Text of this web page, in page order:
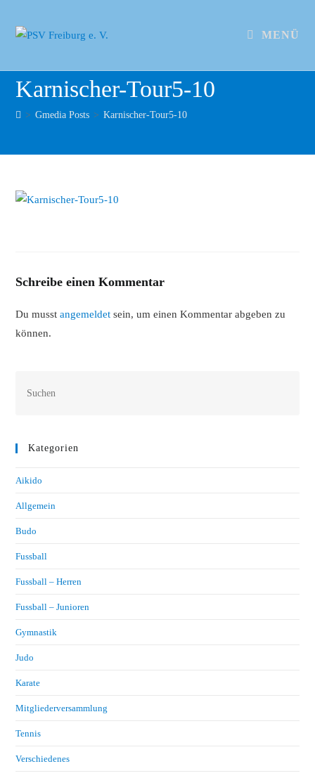
MENÜ
Karnischer-Tour5-10
> Gmedia Posts > Karnischer-Tour5-10
Schreibe einen Kommentar
Du musstangemeldet sein, um einen Kommentar abgeben zu
können.
Kategorien
Aikido
Allgemein
Budo
Fussball
Fussball – Herren
Fussball – Junioren
Gymnastik
Judo
Karate
Mitgliederversammlung
Tennis
Verschiedenes